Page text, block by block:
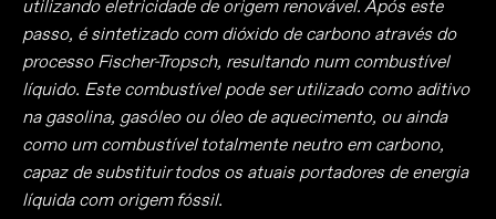
utilizando eletricidade de origem renovável. Após este
passo, é sintetizado com dióxido de carbono através do
processo Fischer-Tropsch, resultando num combustível
líquido. Este combustível pode ser utilizado como aditivo
na gasolina, gasóleo ou óleo de aquecimento, ou ainda
como um combustível totalmente neutro em carbono,
capaz de substituir todos os atuais portadores de energia
líquida com origem fóssil.